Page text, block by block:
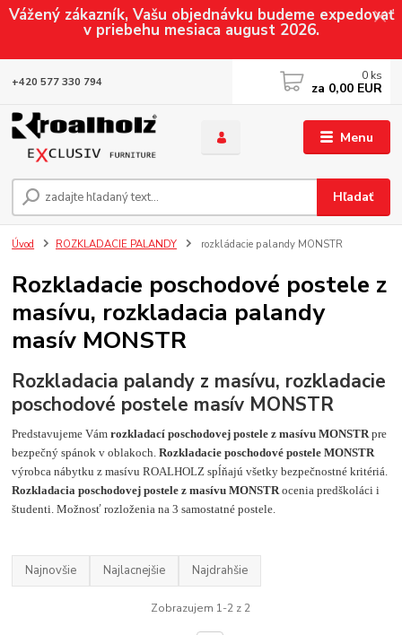
Vážený zákazník, Vašu objednávku budeme expedovať
v priebehu mesiaca august 2026.
Menu
Hľadať
+420 577 330 794 0 ks
za 0,00 EUR
Úvod ROZKLADACIE PALANDY rozkládacie palandy MONSTR
Rozkladacie poschodové postele z
masívu, rozkladacia palandy
masív MONSTR
Rozkladacia palandy z masívu, rozkladacie
poschodové postele masív MONSTR
Predstavujeme Vámrozkladací poschodovej postele z masívu MONSTR pre
bezpečný spánok v oblakoch.Rozkladacie poschodové postele MONSTR
výrobca nábytku z masívu ROALHOLZ spĺňajú všetky bezpečnostné kritériá.
Rozkladacia poschodovej postele z masívu MONSTRocenia predškoláci i
študenti. Možnosť rozloženia na 3 samostatné postele.
Najnovšie Najlacnejšie Najdrahšie
Zobrazujem 1-2 z 2